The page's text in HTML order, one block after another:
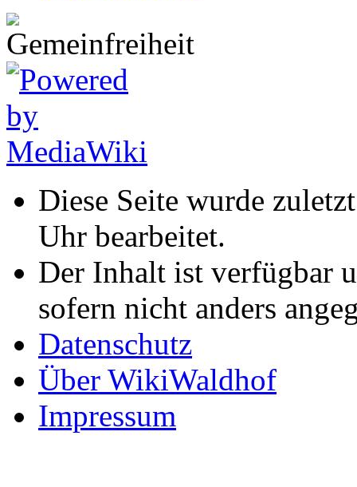
Diese Seite wurde
Uhr bearbeitet.
Der Inhalt ist verfügbar
sofern nicht anders
Datenschutz
Über WikiWaldhof
Impressum